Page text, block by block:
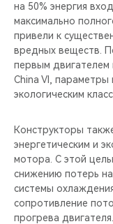
на 50% энергия
максимально
привели к
вредных веществ.
первым двигателем
China VI,
экологическим
Конструкторы
энергетическим и
мотора. С этой
снижению потерь
системы
сопротивление
прогрева